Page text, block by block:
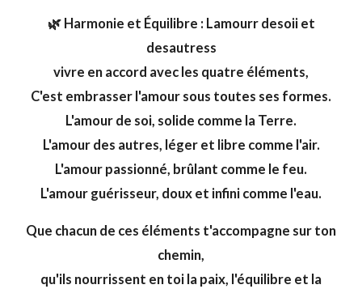
🌿 Harmonie et Équilibre : Lamourr desoii et
desautress
vivre en accord avec les quatre éléments,
C'est embrasser l'amour sous toutes ses formes.
L'amour de soi, solide comme la Terre.
L'amour des autres, léger et libre comme l'air.
L'amour passionné, brûlant comme le feu.
L'amour guérisseur, doux et infini comme l'eau.
Que chacun de ces éléments t'accompagne sur ton
chemin,
qu'ils nourrissent en toi la paix, l'équilibre et la